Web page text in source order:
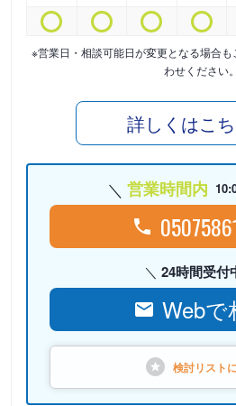
※営業日・相談可能日が変更となる場合
わせください。
詳しくはこ
営業時間内
24時間受付
Webで
検討リスト